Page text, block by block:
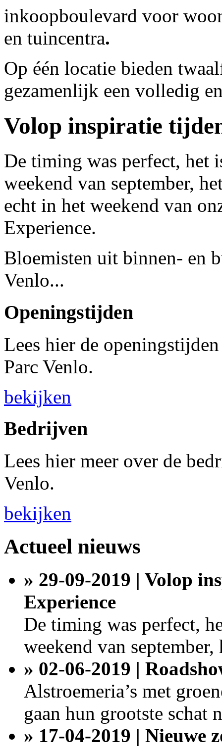
inkoopboulevard voor
en tuincentra.
Op één locatie bieden
gezamenlijk een volledig
Volop inspiratie
De timing was perfect, het
weekend van september,
echt in het weekend van
Experience.
Bloemisten uit binnen- en
Venlo...
Openingstijden
Lees hier de
Parc Venlo.
bekijken
Bedrijven
Lees hier meer over de
Venlo.
bekijken
Actueel nieuws
» 29-09-2019 | Volop
Experience
De timing was perfect,
weekend van september,
» 02-06-2019 |
Alstroemeria’s met
gaan hun grootste schat
» 17-04-2019 | Nieuwe